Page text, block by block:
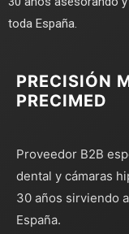
toda España.
PRECISIÓN
PRECIMED
Proveedor B2B
dental y cámaras
30 años sirviendo
España.